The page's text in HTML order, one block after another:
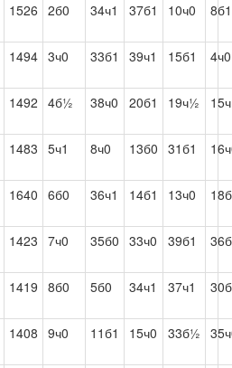
1526 2б0 34ч1 37б1 10ч0 8б1
1494 3ч0 33б1 39ч1 15б1 4ч0
1492 4б½ 38ч0 20б1 19ч½
1483 5ч1 8ч0 13б0 31б1
1640 6б0 36ч1 14б1 13ч0
1423 7ч0 35б0 33ч0 39б1
1419 8б0 5б0 34ч1 37ч1
1408 9ч0 11б1 15ч0 33б½